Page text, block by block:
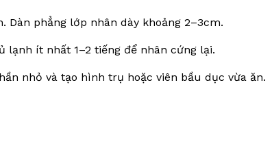
Dàn phẳng lớp nhân dày khoảng 2–3cm.
lạnh ít nhất 1–2 tiếng để nhân cứng lại.
nhỏ và tạo hình trụ hoặc viên bầu dục vừa ăn.